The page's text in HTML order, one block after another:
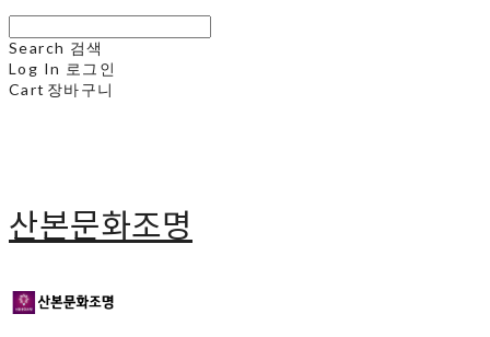
Search 검색
Log In 로그인
Cart 장바구니
산본문화조명